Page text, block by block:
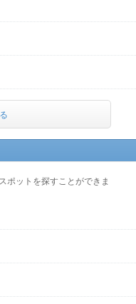
ポットを探すことができま